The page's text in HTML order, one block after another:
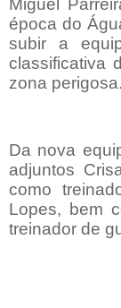
Miguel
época do
subir a
classificativa
zona perigosa.
Da nova
adjuntos
como
Lopes, bem
treinador de